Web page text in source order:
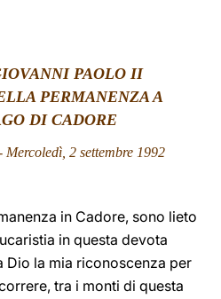
PAOLO II
PERMANENZA A
DI CADORE
2 settembre 1992
in Cadore, sono lieto
in questa devota
Dio la mia riconoscenza per
tra i monti di questa